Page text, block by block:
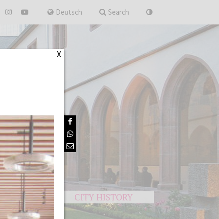
X
Deutsch Search
CITY HISTORY